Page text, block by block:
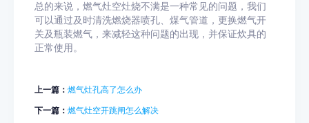
总的来说，燃气灶空灶烧不满是一种常见的问题，我们
可以通过及时清洗燃烧器喷孔、煤气管道，更换燃气开
关及瓶装燃气，来减轻这种问题的出现，并保证炊具的
正常使用。
上一篇： 燃气灶孔高了怎么办
下一篇： 燃气灶空开跳闸怎么解决